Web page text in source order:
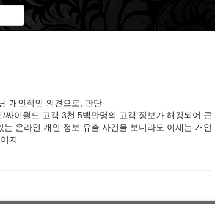
개인적인 의견으로, 판단
이월드 고객 3천 5백만명의 고객 정보가 해킹되어 큰
온라인 개인 정보 유출 사건을 보더라도 이제는 개인
지 ...